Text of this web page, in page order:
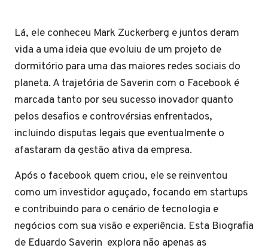
Lá, ele conheceu Mark Zuckerberg e juntos deram
vida a uma ideia que evoluiu de um projeto de
dormitório para uma das maiores redes sociais do
planeta. A trajetória de Saverin com o Facebook é
marcada tanto por seu sucesso inovador quanto
pelos desafios e controvérsias enfrentados,
incluindo disputas legais que eventualmente o
afastaram da gestão ativa da empresa.
Após o facebook quem criou, ele se reinventou
como um investidor aguçado, focando em startups
e contribuindo para o cenário de tecnologia e
negócios com sua visão e experiência. Esta Biografia
de Eduardo Saverin explora não apenas as